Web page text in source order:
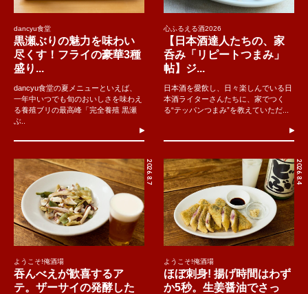
dancyu食堂
黒瀬ぶりの魅力を味わい
尽くす！フライの豪華3種
盛り...
dancyu食堂の夏メニューといえば、
一年中いつでも旬のおいしさを味わえ
る養殖ブリの最高峰「完全養殖 黒瀬
ぶ..
心ふるえる酒2026
【日本酒達人たちの、家
呑み「リピートつまみ」
帖】ジ...
日本酒を愛飲し、日々楽しんでいる日
本酒ライターさんたちに、家でつく
る“テッパンつまみ”を教えていただ...
2026.8.7
ようこそ!俺酒場
吞んべえが歓喜するア
テ。ザーサイの発酵した
2026.8.4
ようこそ!俺酒場
ほぼ刺身! 揚げ時間はわず
か5秒。生姜醤油でさっ